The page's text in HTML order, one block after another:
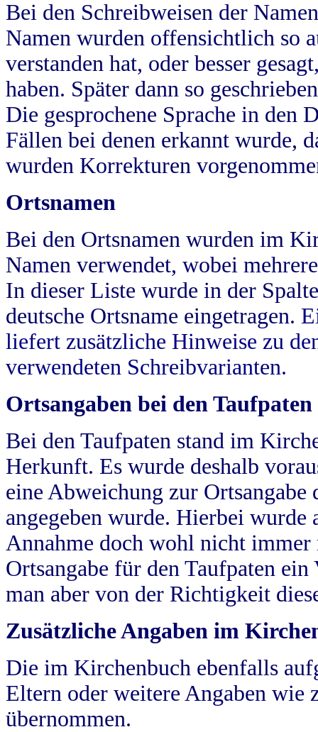
Bei den Schreibweisen der
Namen wurden offensichtlich so
verstanden hat, oder besser
haben. Später dann so
Die gesprochene Sprache in
Fällen bei denen erkannt wurde,
wurden Korrekturen
Ortsnamen
Bei den Ortsnamen wurden im
Namen verwendet, wobei
In dieser Liste wurde in der
deutsche Ortsname eingetragen.
liefert zusätzliche Hinweise zu
verwendeten Schreibvarianten.
Ortsangaben bei den Taufpaten
Bei den Taufpaten stand im
Herkunft. Es wurde deshalb
eine Abweichung zur
angegeben wurde. Hierbei wurde
Annahme doch wohl nicht
Ortsangabe für den Taufpaten
man aber von der Richtigkeit
Zusätzliche Angaben im
Die im Kirchenbuch ebenfalls
Eltern oder weitere Angaben wie
übernommen.